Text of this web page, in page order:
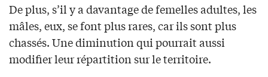
De plus, s’il y a davantage de femelles adultes, les
mâles, eux, se font plus rares, car ils sont plus
chassés. Une diminution qui pourrait aussi
modifier leur répartition sur le territoire.